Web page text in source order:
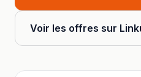
Voir les offres sur